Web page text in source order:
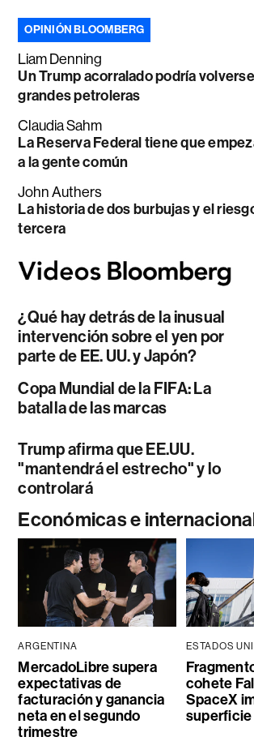
OPINIÓN BLOOMBERG
Liam Denning
Un Trump acorralado podría
grandes petroleras
Claudia Sahm
La Reserva Federal tiene que
a la gente común
John Authers
La historia de dos burbujas y el
tercera
¿Qué hay detrás de la inusual
intervención sobre el yen por
parte de EE. UU. y Japón?
Copa Mundial de la FIFA: La
batalla de las marcas
Trump afirma que EE.UU.
"mantendrá el estrecho" y lo
controlará
Económicas e
ARGENTINA
MercadoLibre supera
expectativas de
facturación y ganancia
neta en el segundo
trimestre
ESTADOS
cohete
SpaceX
superficie